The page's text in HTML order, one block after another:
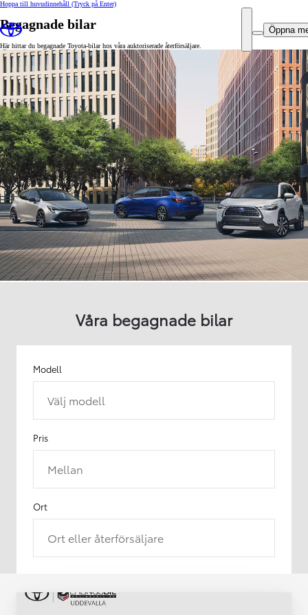
Hoppa till huvudinnehåll (Tryck på Enter)
Öppna
Begagnade bilar
Här hittar du begagnade Toyota-bilar hos våra auktoriserade återförsäljare.
Våra begagnade bilar
Modell
Välj modell
Pris
Mellan
Ort
Ort eller återförsäljare